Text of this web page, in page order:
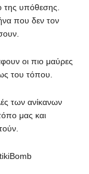
υπόθεσης.
που δεν τον
οι πιο μαύρες
του τόπου.
των ανίκανων
μας και